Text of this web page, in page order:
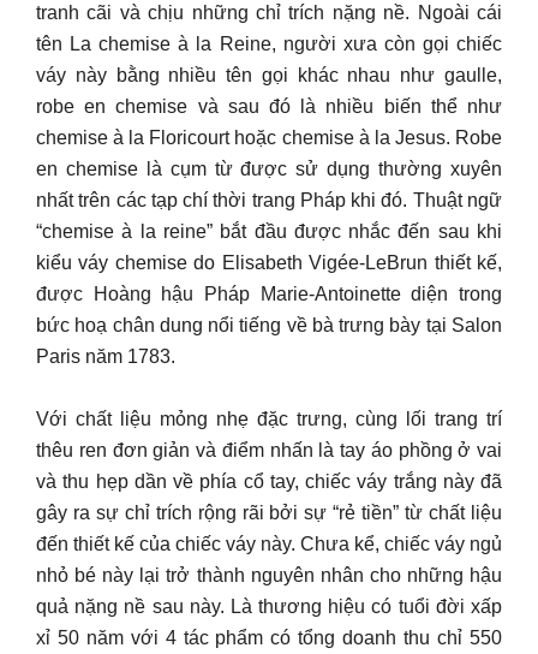
tranh cãi và chịu những chỉ trích nặng nề. Ngoài cái
tên La chemise à la Reine, người xưa còn gọi chiếc
váy này bằng nhiều tên gọi khác nhau như gaulle,
robe en chemise và sau đó là nhiều biến thể như
chemise à la Floricourt hoặc chemise à la Jesus. Robe
en chemise là cụm từ được sử dụng thường xuyên
nhất trên các tạp chí thời trang Pháp khi đó. Thuật ngữ
“chemise à la reine” bắt đầu được nhắc đến sau khi
kiểu váy chemise do Elisabeth Vigée-LeBrun thiết kế,
được Hoàng hậu Pháp Marie-Antoinette diện trong
bức hoạ chân dung nổi tiếng về bà trưng bày tại Salon
Paris năm 1783.
Với chất liệu mỏng nhẹ đặc trưng, cùng lối trang trí
thêu ren đơn giản và điểm nhấn là tay áo phồng ở vai
và thu hẹp dần về phía cổ tay, chiếc váy trắng này đã
gây ra sự chỉ trích rộng rãi bởi sự “rẻ tiền” từ chất liệu
đến thiết kế của chiếc váy này. Chưa kể, chiếc váy ngủ
nhỏ bé này lại trở thành nguyên nhân cho những hậu
quả nặng nề sau này. Là thương hiệu có tuổi đời xấp
xỉ 50 năm với 4 tác phẩm có tổng doanh thu chỉ 550